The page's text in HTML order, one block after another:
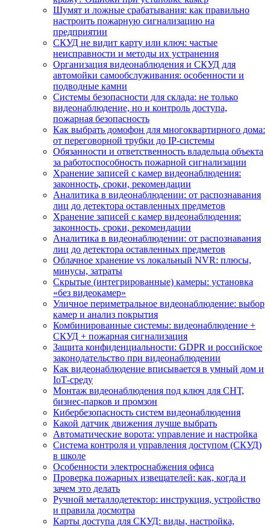
Шумят и ложные срабатывания: как правильно
настроить пожарную сигнализацию на
предприятии
СКУД не видит карту или ключ: частые
неисправности и методы их устранения
Организация видеонаблюдения и СКУД для
автомойки самообслуживания: особенности и
подводные камни
Системы безопасности для склада: не только
видеонаблюдение, но и контроль доступа,
пожарная безопасность
Как выбрать домофон для многоквартирного дома:
от переговорной трубки до IP-системы
Обязанности и ответственность владельца объекта
за работоспособность пожарной сигнализации
Хранение записей с камер видеонаблюдения:
законность, сроки, рекомендации
Аналитика в видеонаблюдении: от распознавания
лиц до детектора оставленных предметов
Хранение записей с камер видеонаблюдения:
законность, сроки, рекомендации
Аналитика в видеонаблюдении: от распознавания
лиц до детектора оставленных предметов
Облачное хранение vs локальный NVR: плюсы,
минусы, затраты
Скрытые (интегрированные) камеры: установка
«без видеокамер»
Уличное периметральное видеонаблюдение: выбор
камер и анализ покрытия
Комбинированные системы: видеонаблюдение +
СКУД + пожарная сигнализация
Защита конфиденциальности: GDPR и российское
законодательство при видеонаблюдении
Как видеонаблюдение вписывается в умный дом и
IoT‑среду
Монтаж видеонаблюдения под ключ для СНТ,
бизнес‑парков и промзон
Кибербезопасность систем видеонаблюдения
Какой датчик движения лучше выбрать
Автоматические ворота: управление и настройка
Система контроля и управления доступом (СКУД)
в школе
Особенности электроснабжения офиса
Проверка пожарных извещателей: как, когда и
зачем это делать
Ручной металлодетектор: инструкция, устройство
и правила досмотра
Карты доступа для СКУД: виды, настройка,